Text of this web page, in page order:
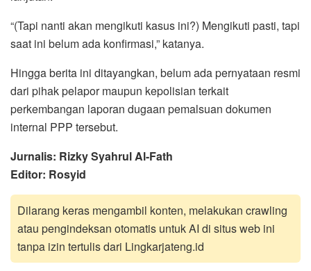
“(Tapi nanti akan mengikuti kasus ini?) Mengikuti pasti, tapi
saat ini belum ada konfirmasi,” katanya.
Hingga berita ini ditayangkan, belum ada pernyataan resmi
dari pihak pelapor maupun kepolisian terkait
perkembangan laporan dugaan pemalsuan dokumen
internal PPP tersebut.
Jurnalis: Rizky Syahrul Al-Fath
Editor: Rosyid
Dilarang keras mengambil konten, melakukan crawling
atau pengindeksan otomatis untuk AI di situs web ini
tanpa izin tertulis dari Lingkarjateng.id